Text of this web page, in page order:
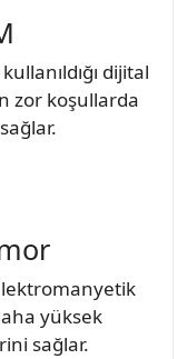
dijital
zor koşullarda
yüksek
sağlar.